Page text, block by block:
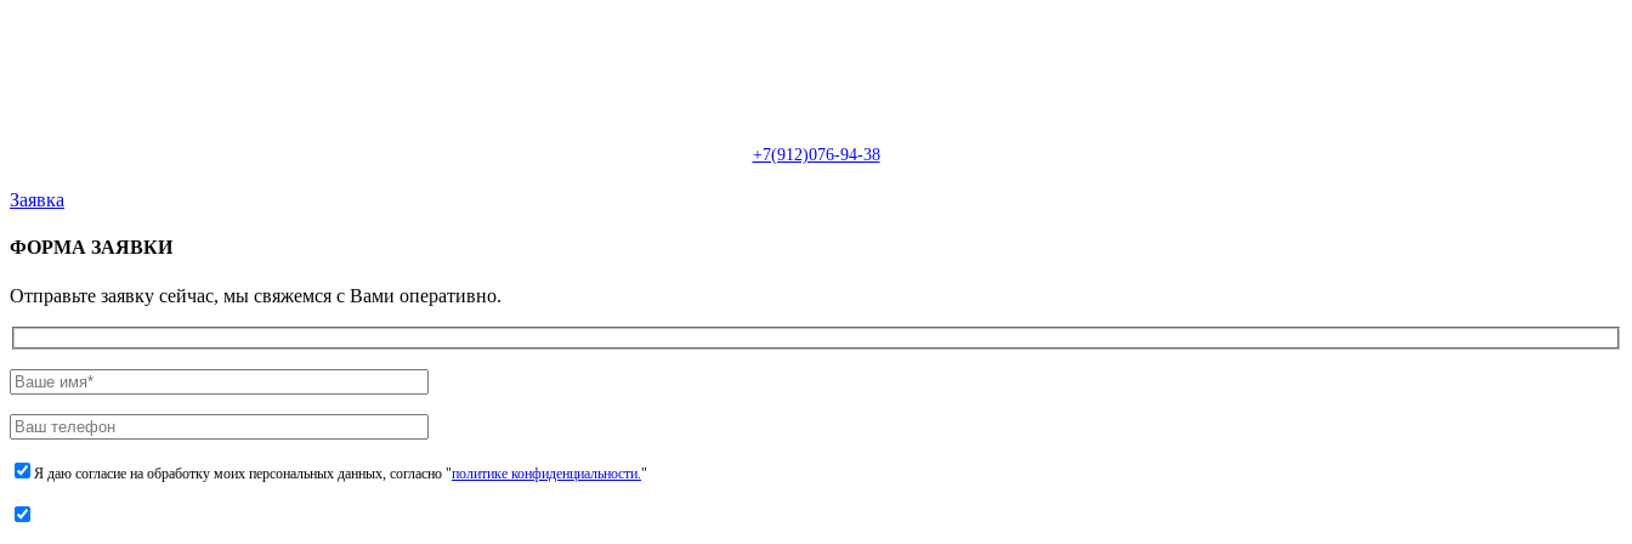
+7(912)076-94-38
Заявка
ФОРМА ЗАЯВКИ
Отправьте заявку сейчас, мы свяжемся с Вами оперативно.
Я даю согласие на обработку моих персональных данных, согласно "политике конфиденциальности."